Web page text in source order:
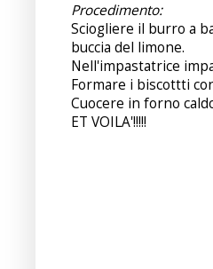
Procedimento:
Sciogliere il burro a
buccia del limone.
Nell'impastatrice
Formare i biscottti
Cuocere in forno
ET VOILA'!!!!!